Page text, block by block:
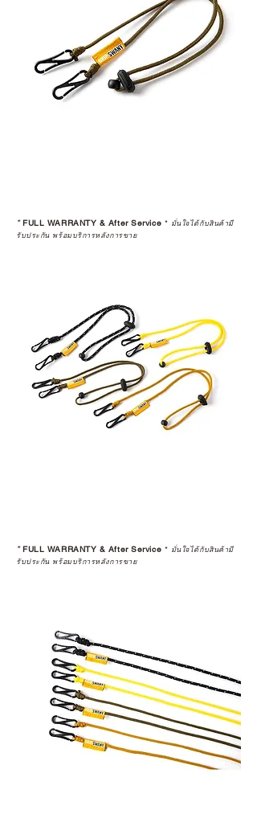
*FULL WARRANTY & After Service * มั่นใจได้กับสินค้ามี
รับประกัน พร้อมบริการหลังการขาย
*FULL WARRANTY & After Service * มั่นใจได้กับสินค้ามี
รับประกัน พร้อมบริการหลังการขาย